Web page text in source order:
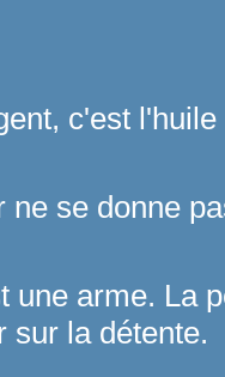
c'est
ne se donne
une arme. La
sur la détente.